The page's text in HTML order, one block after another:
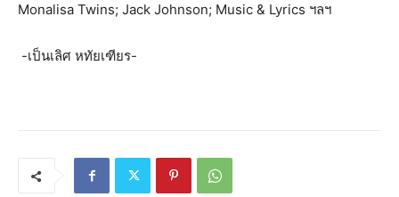
Monalisa Twins; Jack Johnson; Music & Lyrics ฯลฯ
-เป็นเลิศ หทัยเฑียร-